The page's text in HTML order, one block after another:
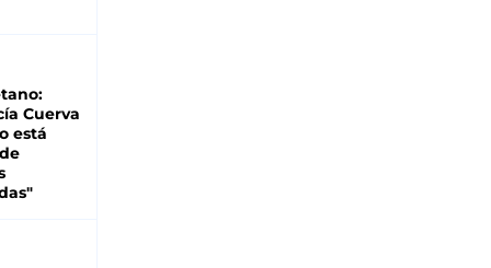
Cuerva
está